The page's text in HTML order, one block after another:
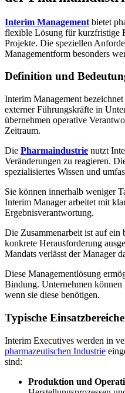
Interim Management bietet
flexible Lösung für kurzfristige
Projekte. Die speziellen
Managementform besonders
Definition und
Interim Management
externer Führungskräfte in
übernehmen operative
Zeitraum.
Die Pharmaindustrie nutzt
Veränderungen zu reagieren.
spezialisiertes Wissen und
Sie können innerhalb weniger
Interim Manager arbeitet mit
Ergebnisverantwortung.
Die Zusammenarbeit ist auf ein
konkrete Herausforderung
Mandats verlässt der Manager
Diese Managementlösung
Bindung. Unternehmen
wenn sie diese benötigen.
Typische
Interim Executives werden in
pharmazeutischen Industrie
sind:
Produktion und